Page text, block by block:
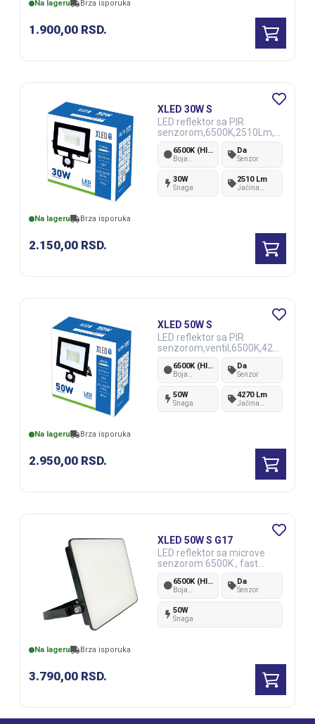
Na lageru Brza isporuka
1.900,00 RSD.
Na lageru Brza isporuka
2.150,00 RSD.
XLED 30W S
LED reflektor sa PIR
senzorom,6500K,2510Lm,A
6500K (Hladno bela)
Boja
Da
Senzor
30W
Snaga
2510 Lm
Jačina
Na lageru Brza isporuka
2.950,00 RSD.
XLED 50W S
LED reflektor sa PIR
senzorom,ventil,6500K,427
6500K (Hladno bela)
Boja
Da
Senzor
50W
Snaga
4270 Lm
Jačina
Na lageru Brza isporuka
3.790,00 RSD.
XLED 50W S G17
LED reflektor sa microve
senzorom 6500K , fast
240V
6500K (Hladno bela)
Boja
Da
Senzor
50W
Snaga